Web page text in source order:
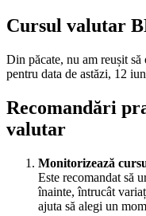
Cursul valutar
Din păcate, nu am reușit
pentru data de astăzi, 12
Recomandări
valutar
Monitorizează
Este recomandat să
înainte, întrucât
ajuta să alegi un